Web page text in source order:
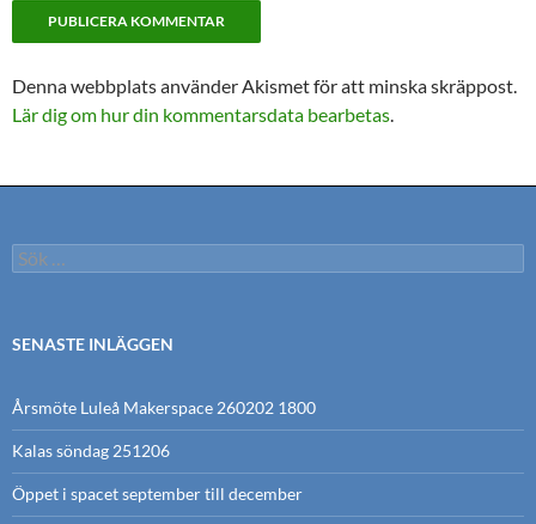
Denna webbplats använder Akismet för att minska skräppost.
Lär dig om hur din kommentarsdata bearbetas
Sök
efter:
SENASTE INLÄGGEN
Årsmöte Luleå Makerspace 260202 1800
Kalas söndag 251206
Öppet i spacet september till december